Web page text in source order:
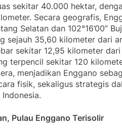
sekitar 40.000 hektar,
Secara geografis,
Selatan dan 102°16’00”
sejauh 35,60 kilometer dari
sekitar 12,95 kilometer
terpencil sekitar 120
menjadikan Enggano
fisik, sekaligus strategis
Pulau Enggano Terisolir